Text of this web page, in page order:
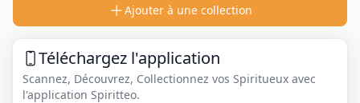
Ajouter à une collection
Téléchargez l'application
Scannez, Découvrez, Collectionnez vos Spiritueux avec
l'application Spiritteo.